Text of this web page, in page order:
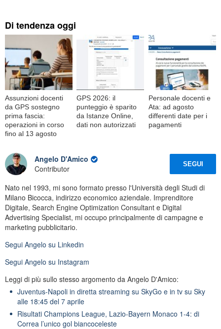
Di tendenza oggi
Assunzioni docenti
da GPS sostegno
prima fascia:
operazioni in corso
fino al 13 agosto
GPS 2026: il
punteggio è sparito
da Istanze Online,
dati non autorizzati
Personale docenti e
Ata: ad agosto
differenti date per i
pagamenti
Angelo D'Amico
Contributor
SEGUI
Nato nel 1993, mi sono formato presso l'Università degli Studi di
Milano Bicocca, indirizzo economico aziendale. Imprenditore
Digitale, Search Engine Optimization Consultant e Digital
Advertising Specialist, mi occupo principalmente di campagne e
marketing pubblicitario.
Segui Angelo su Linkedin
Segui Angelo su Instagram
Leggi di più sullo stesso argomento da Angelo D'Amico:
Juventus-Napoli in diretta streaming su SkyGo e in tv su Sky
alle 18:45 del 7 aprile
Risultati Champions League, Lazio-Bayern Monaco 1-4: di
Correa l’unico gol biancoceleste